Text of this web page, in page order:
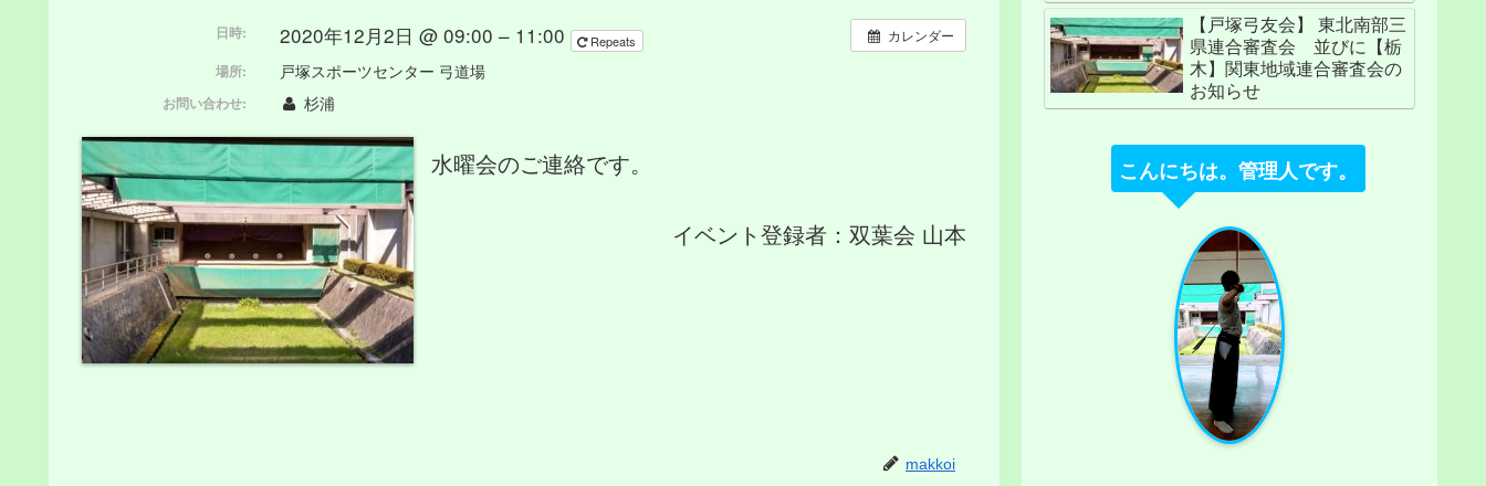
カレンダー
日時: 2020年12月2日 @ 09:00 – 11:00 Repeats
場所: 戸塚スポーツセンター 弓道場
お問い合わせ: 杉浦
水曜会のご連絡です。
イベント登録者：双葉会 山本
makkoi
【戸塚弓友会】 東北南部三
県連合審査会 並びに【栃
木】関東地域連合審査会の
お知らせ
こんにちは。管理人です。